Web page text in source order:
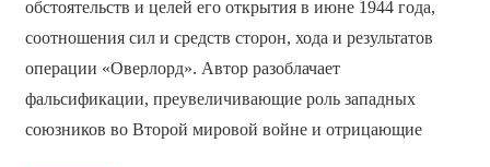
обстоятельств и целей его открытия в июне 1944 года,
соотношения сил и средств сторон, хода и результатов
операции «Оверлорд». Автор разоблачает
фальсификации, преувеличивающие роль западных
союзников во Второй мировой войне и отрицающие